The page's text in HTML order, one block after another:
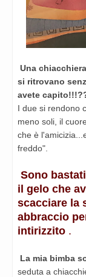
Una
si ritrovano
avete
I due si rendono
meno soli, il
che è
freddo".
Sono
il gelo che
scacciare la
abbraccio
intirizzito .
La mia bimba
seduta a